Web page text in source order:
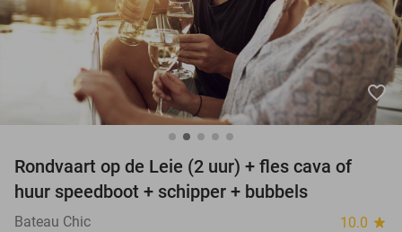
favorite_border
Rondvaart op de Leie (2 uur) + fles cava of
huur speedboot + schipper + bubbels
Bateau Chic 10.0 star